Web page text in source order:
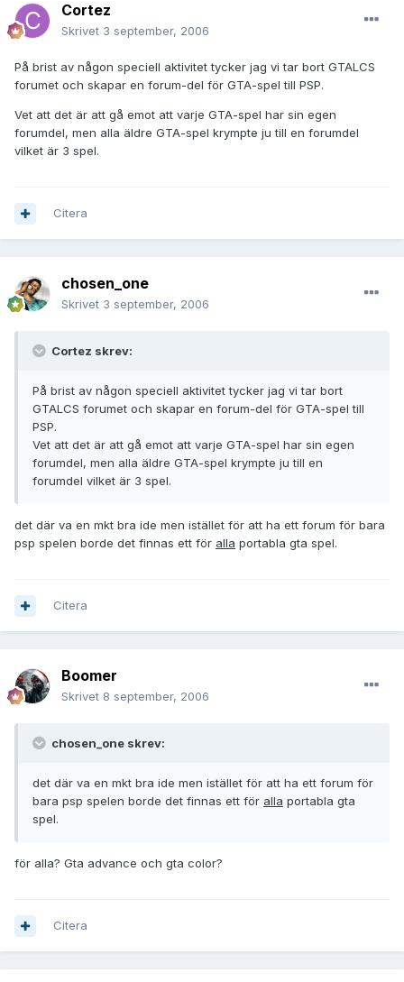
Cortez
Skrivet 3 september, 2006
På brist av någon speciell aktivitet tycker jag vi tar bort GTALCS
forumet och skapar en forum-del för GTA-spel till PSP.
Vet att det är att gå emot att varje GTA-spel har sin egen
forumdel, men alla äldre GTA-spel krympte ju till en forumdel
vilket är 3 spel.
Citera
chosen_one
Skrivet 3 september, 2006
Cortez skrev:
På brist av någon speciell aktivitet tycker jag vi tar bort
GTALCS forumet och skapar en forum-del för GTA-spel till
PSP.
Vet att det är att gå emot att varje GTA-spel har sin egen
forumdel, men alla äldre GTA-spel krympte ju till en
forumdel vilket är 3 spel.
det där va en mkt bra ide men istället för att ha ett forum för bara
psp spelen borde det finnas ett för alla portabla gta spel.
Citera
Boomer
Skrivet 8 september, 2006
chosen_one skrev:
det där va en mkt bra ide men istället för att ha ett forum för
bara psp spelen borde det finnas ett för alla portabla gta
spel.
för alla? Gta advance och gta color?
Citera